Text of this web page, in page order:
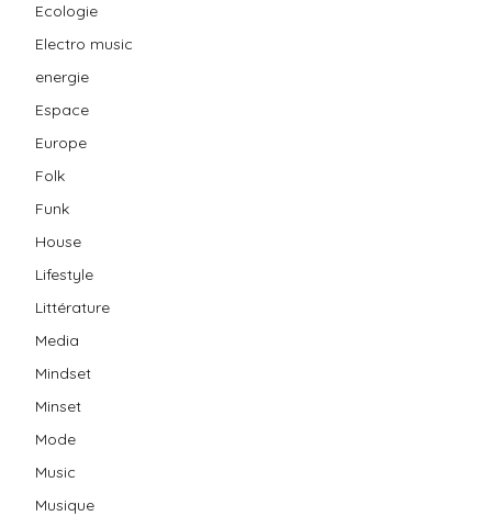
Ecologie
Electro music
energie
Espace
Europe
Folk
Funk
House
Lifestyle
Littérature
Media
Mindset
Minset
Mode
Music
Musique